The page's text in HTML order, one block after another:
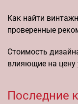
Как найти
проверенные
Стоимость
влияющие на цену
Последние